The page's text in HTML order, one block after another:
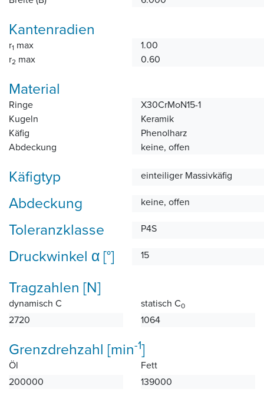
Kantenradien
r1 max
1.00
r2 max 0.60
Material
Ringe
X30CrMoN15-1
Kugeln
Keramik
Käfig
Phenolharz
Abdeckung
keine, offen
Käfigtyp einteiliger Massivkäfig
Abdeckung keine, offen
Toleranzklasse P4S
Druckwinkel α [°] 15
Tragzahlen [N]
dynamisch C
2720
statisch C0
1064
Grenzdrehzahl [min-1]
Öl
200000
Fett
139000